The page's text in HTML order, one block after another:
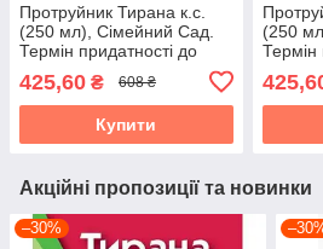
Протруйник Тирана к.с.
(250 мл), Сімейний Сад.
Термін придатності до
425,60 ₴ 608 ₴
Купити
(250
Термін
Акційні пропозиції та новинки
–30%